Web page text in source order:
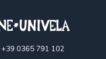
+39 0365 791 102